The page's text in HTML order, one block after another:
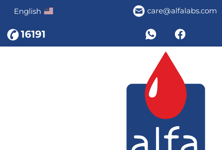
care@alfalabs.com
English
16191